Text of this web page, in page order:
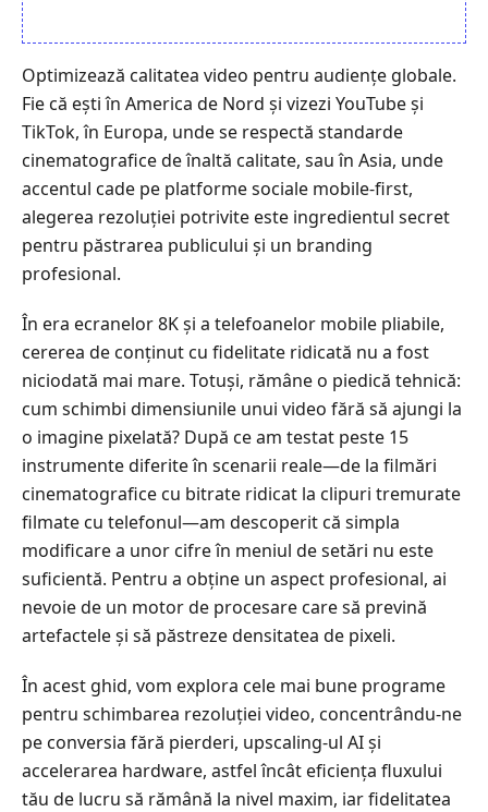
Optimizează calitatea video pentru audiențe globale.
Fie că ești în America de Nord și vizezi YouTube și
TikTok, în Europa, unde se respectă standarde
cinematografice de înaltă calitate, sau în Asia, unde
accentul cade pe platforme sociale mobile-first,
alegerea rezoluției potrivite este ingredientul secret
pentru păstrarea publicului și un branding
profesional.
În era ecranelor 8K și a telefoanelor mobile pliabile,
cererea de conținut cu fidelitate ridicată nu a fost
niciodată mai mare. Totuși, rămâne o piedică tehnică:
cum schimbi dimensiunile unui video fără să ajungi la
o imagine pixelată? După ce am testat peste 15
instrumente diferite în scenarii reale—de la filmări
cinematografice cu bitrate ridicat la clipuri tremurate
filmate cu telefonul—am descoperit că simpla
modificare a unor cifre în meniul de setări nu este
suficientă. Pentru a obține un aspect profesional, ai
nevoie de un motor de procesare care să prevină
artefactele și să păstreze densitatea de pixeli.
În acest ghid, vom explora cele mai bune programe
pentru schimbarea rezoluției video, concentrându-ne
pe conversia fără pierderi, upscaling-ul AI și
accelerarea hardware, astfel încât eficiența fluxului
tău de lucru să rămână la nivel maxim, iar fidelitatea